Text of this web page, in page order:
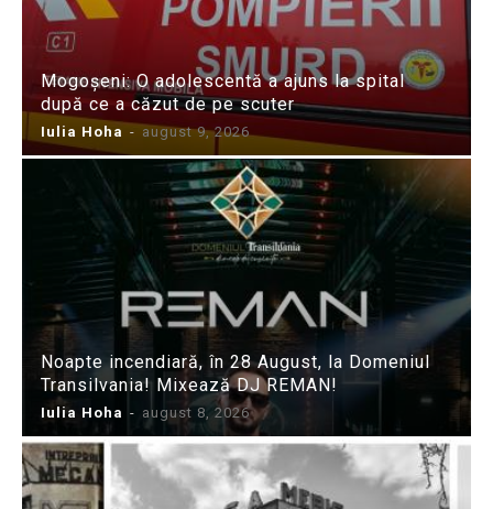
Mogoșeni: O adolescentă a ajuns la spital
după ce a căzut de pe scuter
Iulia Hoha - august 9, 2026
Noapte incendiară, în 28 August, la Domeniul
Transilvania! Mixează DJ REMAN!
Iulia Hoha - august 8, 2026